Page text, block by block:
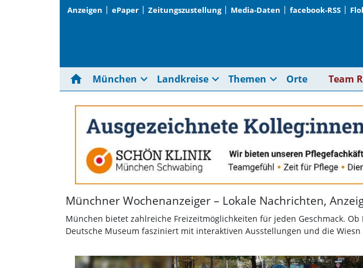
Anzeigen ePaper Zeitungszustellung Media-Daten facebook-RSS
home München expand_more Landkreise expand_more Themen expand_more Orte Team
Münchner Wochenanzeiger – Lokale Nachrichten,
München bietet zahlreiche Freizeitmöglichkeiten für jeden Geschmack.
Deutsche Museum fasziniert mit interaktiven Ausstellungen und die